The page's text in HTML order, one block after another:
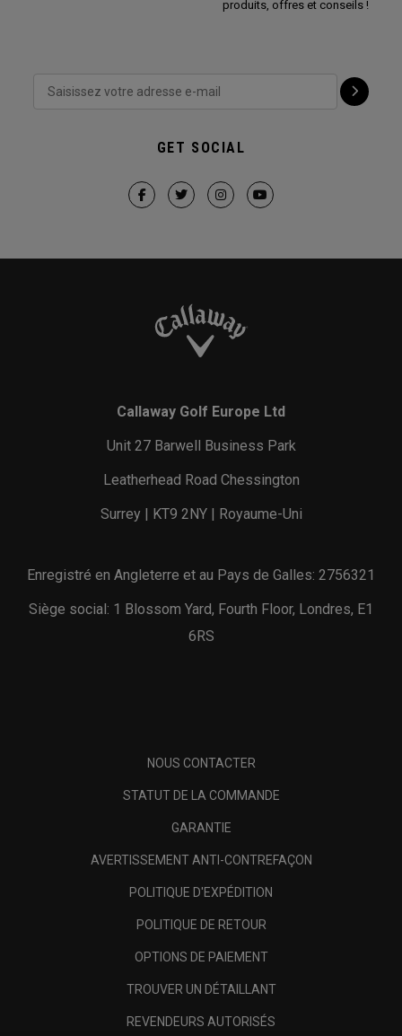
produits, offres et conseils !
GET SOCIAL
Callaway Golf Europe Ltd
Unit 27 Barwell Business Park
Leatherhead Road Chessington
Surrey | KT9 2NY | Royaume-Uni
Enregistré en Angleterre et au Pays de Galles: 2756321
Siège social: 1 Blossom Yard, Fourth Floor, Londres, E1
6RS
NOUS CONTACTER
STATUT DE LA COMMANDE
GARANTIE
AVERTISSEMENT ANTI-CONTREFAÇON
POLITIQUE D'EXPÉDITION
POLITIQUE DE RETOUR
OPTIONS DE PAIEMENT
TROUVER UN DÉTAILLANT
REVENDEURS AUTORISÉS